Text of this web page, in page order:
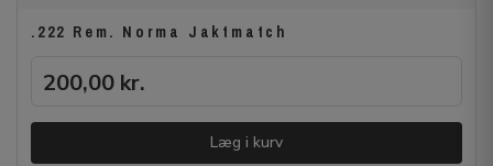
.222 Rem. Norma Jaktmatch
200,00 kr.
Læg i kurv